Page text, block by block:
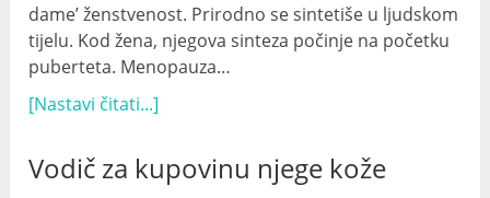
dame’ ženstvenost. Prirodno se sintetiše u ljudskom
tijelu. Kod žena, njegova sinteza počinje na početku
puberteta. Menopauza…
[Nastavi čitati...]
Vodič za kupovinu njege kože